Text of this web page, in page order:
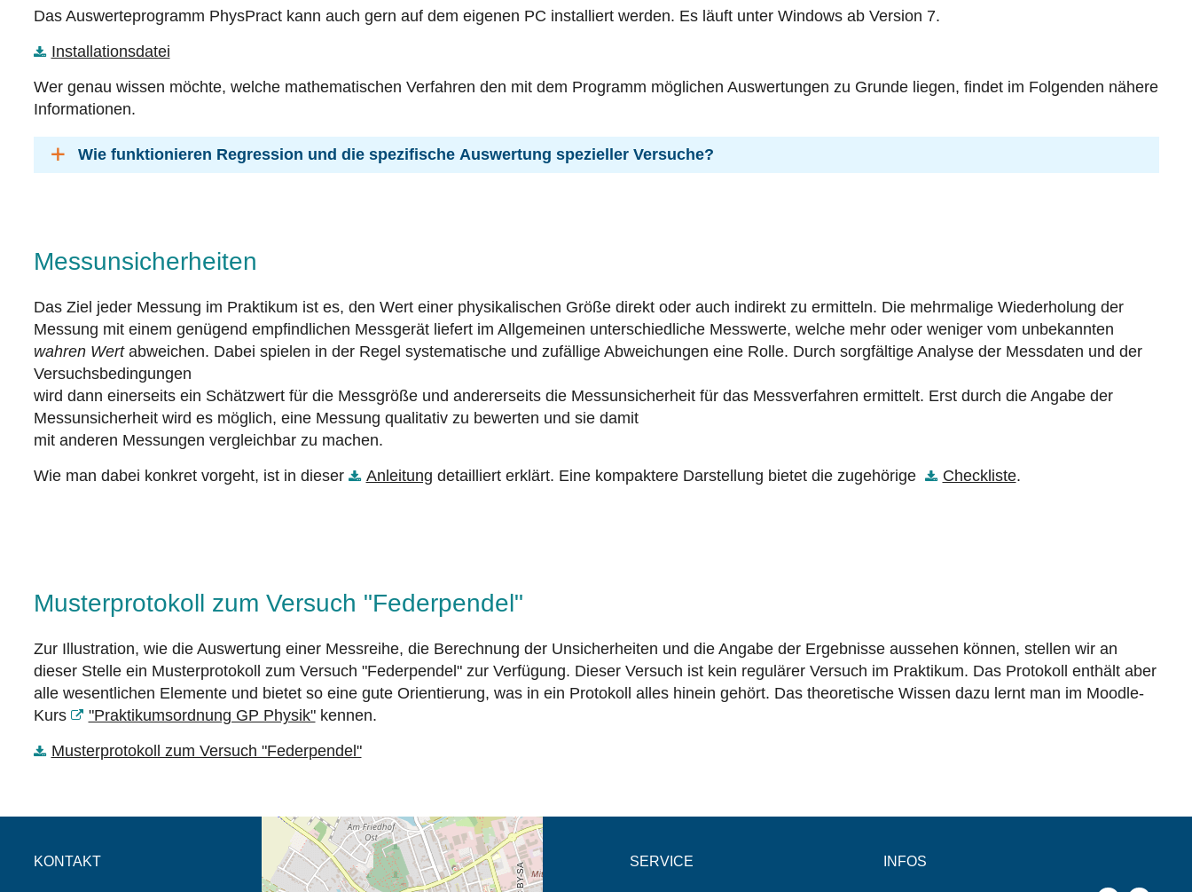
Das Auswerteprogramm PhysPract kann auch gern auf dem eigenen PC installiert werden. Es läuft unter Windows ab Version 7.
Installationsdatei
Wer genau wissen möchte, welche mathematischen Verfahren den mit dem Programm möglichen Auswertungen zu Grunde liegen, findet im Folgenden nähere
Informationen.
Wie funktionieren Regression und die spezifische Auswertung spezieller Versuche?
Messunsicherheiten
Das Ziel jeder Messung im Praktikum ist es, den Wert einer physikalischen Größe direkt oder auch indirekt zu ermitteln. Die mehrmalige Wiederholung der
Messung mit einem genügend empfindlichen Messgerät liefert im Allgemeinen unterschiedliche Messwerte, welche mehr oder weniger vom unbekannten
wahren Wertabweichen. Dabei spielen in der Regel systematische und zufällige Abweichungen eine Rolle. Durch sorgfältige Analyse der Messdaten und der
Versuchsbedingungen
wird dann einerseits ein Schätzwert für die Messgröße und andererseits die Messunsicherheit für das Messverfahren ermittelt. Erst durch die Angabe der
Messunsicherheit wird es möglich, eine Messung qualitativ zu bewerten und sie damit
mit anderen Messungen vergleichbar zu machen.
Wie man dabei konkret vorgeht, ist in dieser
Anleitung detailliert erklärt. Eine kompaktere Darstellung bietet die zugehörige Checkliste.
Musterprotokoll zum Versuch "Federpendel"
Zur Illustration, wie die Auswertung einer Messreihe, die Berechnung der Unsicherheiten und die Angabe der Ergebnisse aussehen können, stellen wir an
dieser Stelle ein Musterprotokoll zum Versuch "Federpendel" zur Verfügung. Dieser Versuch ist kein regulärer Versuch im Praktikum. Das Protokoll enthält aber
alle wesentlichen Elemente und bietet so eine gute Orientierung, was in ein Protokoll alles hinein gehört. Das theoretische Wissen dazu lernt man im Moodle-
Kurs
"Praktikumsordnung GP Physik"kennen.
Musterprotokoll zum Versuch "Federpendel"
KONTAKT
Öffnet die Anfahrtsbeschreibung in neuem
Tab (Karte)
SERVICE INFOS